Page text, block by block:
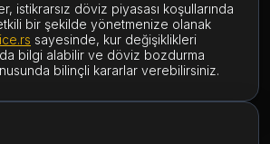
istikrarsız döviz piyasası koşullarında
etkili bir şekilde yönetmenize olanak
sayesinde, kur değişiklikleri
bilgi alabilir ve döviz bozdurma
bilinçli kararlar verebilirsiniz.